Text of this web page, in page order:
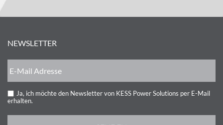
NEWSLETTER
Ja, ich möchte den Newsletter von KESS Power Solutions per E-Mail
erhalten.